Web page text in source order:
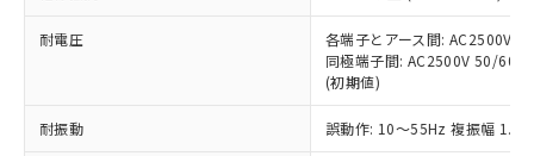
耐電圧
各端子とアース間: AC2500V
同極端子間: AC2500V 50/
(初期値)
耐振動 誤動作: 10～55Hz 複振幅
本サービスの対象外となる商品もある
ことをご了承ください。
在庫状況および標準価格照会結果は、
記載している更新日時点での社内デー
タに基づき作成されるものであり、閲
覧された時点での実際の在庫および標
いたものが、含有品と判明した場合などや
むを得ず変更することがあります。
鉛(Pb) 1000ppm以下、 水銀(Hg) 1000ppm以下、 カド
基準値を超えていることを示します。
「－」：未確認です。当社販売部門へお問
*中国RoHS10物質の基準値 (GB/T26572)：
Pb(鉛) :1000ppm、 Hg(水銀) : 1000ppm、 Cd(カドミウ
当社は、これら貴社製品のうち、外国
為替および外国貿易法に定める商品
（以下｢規制貨物等」という）を輸出
または国外への提供する場合は、日本
国政府の輸出許可(または役務取引許